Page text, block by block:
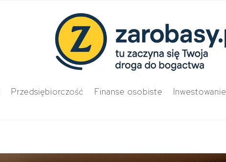
Przedsiębiorczość Finanse osobiste Inwestowanie